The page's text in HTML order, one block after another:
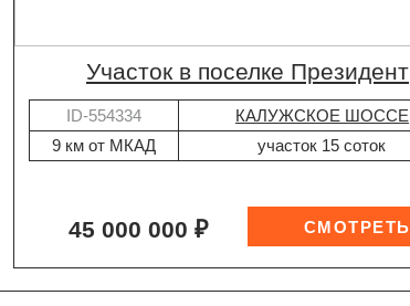
участок в поселке Президент
ID-554334
КАЛУЖСКОЕ ШОССЕ
9 км от МКАД
участок 15 соток
45 000 000 ₽